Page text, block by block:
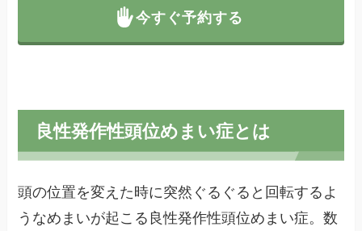
今すぐ予約する
良性発作性頭位めまい症とは
頭の位置を変えた時に突然ぐるぐると回転するよ
うなめまいが起こる良性発作性頭位めまい症。数